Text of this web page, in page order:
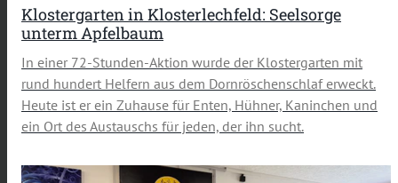
Klostergarten in Klosterlechfeld: Seelsorge
unterm Apfelbaum
In einer 72-Stunden-Aktion wurde der Klostergarten mit
rund hundert Helfern aus dem Dornröschenschlaf erweckt.
Heute ist er ein Zuhause für Enten, Hühner, Kaninchen und
ein Ort des Austauschs für jeden, der ihn sucht.